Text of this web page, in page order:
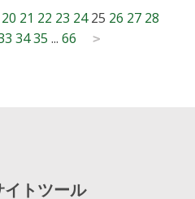
20 21 22 23 24 25 26 27 28
34 35 ... 66 >
イトツール